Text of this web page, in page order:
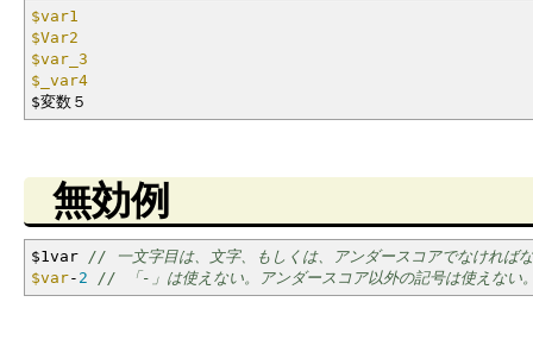
$var1
$Var2
$var_3
$_var4
$変数５
無効例
$1var // 一文字目は、文字、もしくは、アンダースコアでなければ
$var- 2 // 「-」は使えない。アンダースコア以外の記号は使えない